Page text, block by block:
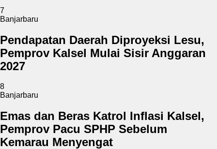
7
Banjarbaru
Pendapatan Daerah Diproyeksi Lesu,
Pemprov Kalsel Mulai Sisir Anggaran
2027
8
Banjarbaru
Emas dan Beras Katrol Inflasi Kalsel,
Pemprov Pacu SPHP Sebelum
Kemarau Menyengat